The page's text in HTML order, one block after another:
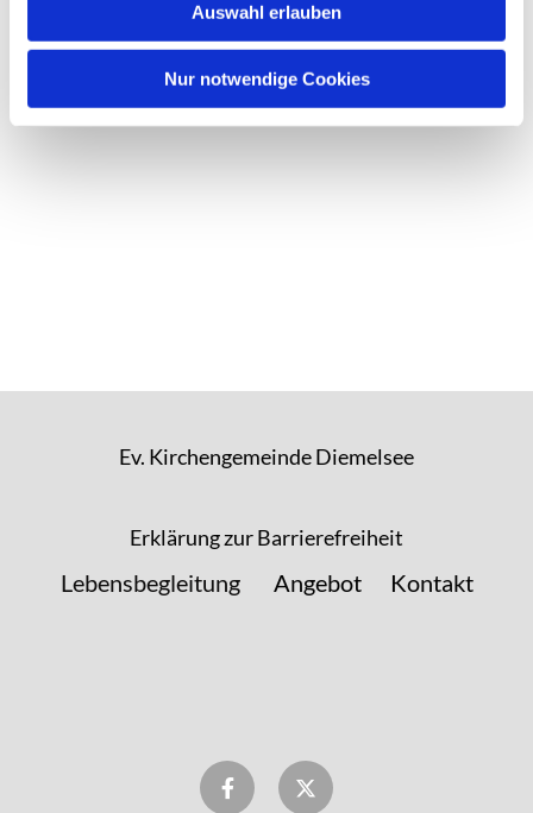
Auswahl erlauben
Nur notwendige Cookies
Ev. Kirchengemeinde Diemelsee
Erklärung zur Barrierefreiheit
Lebensbegleitung Angebot Kontakt